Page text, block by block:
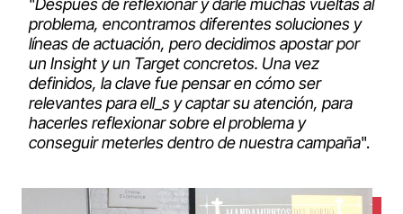
"Después de reflexionar y darle muchas vueltas al
problema, encontramos diferentes soluciones y
líneas de actuación, pero decidimos apostar por
un Insight y un Target concretos. Una vez
definidos, la clave fue pensar en cómo ser
relevantes para ell_s y captar su atención, para
hacerles reflexionar sobre el problema y
conseguir meterles dentro de nuestra campaña".